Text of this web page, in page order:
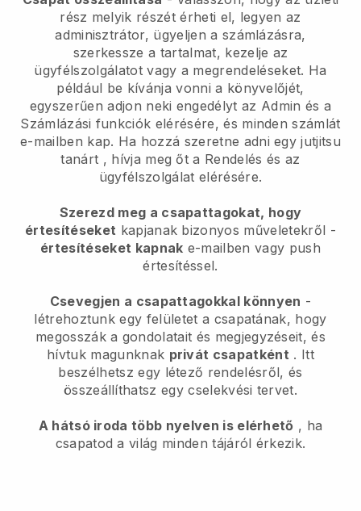
rész melyik részét érheti el, legyen az
adminisztrátor, ügyeljen a számlázásra,
szerkessze a tartalmat, kezelje az
ügyfélszolgálatot vagy a megrendeléseket. Ha
például be kívánja vonni a könyvelőjét,
egyszerűen adjon neki engedélyt az Admin és a
Számlázási funkciók elérésére, és minden számlát
e-mailben kap. Ha hozzá szeretne adni egy jutjitsu
tanárt , hívja meg őt a Rendelés és az
ügyfélszolgálat elérésére.
Szerezd meg a csapattagokat, hogy
értesítéseket kapjanak bizonyos műveletekről -
értesítéseket kapnak e-mailben vagy push
értesítéssel.
Csevegjen a csapattagokkal könnyen -
létrehoztunk egy felületet a csapatának, hogy
megosszák a gondolatait és megjegyzéseit, és
hívtuk magunknak privát csapatként . Itt
beszélhetsz egy létező rendelésről, és
összeállíthatsz egy cselekvési tervet.
A hátsó iroda több nyelven is elérhető , ha
csapatod a világ minden tájáról érkezik.